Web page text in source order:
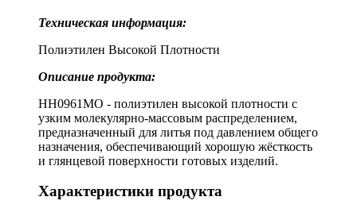
Техническая информация:
Полиэтилен Высокой Плотности
Описание продукта:
HH0961MO - полиэтилен высокой плотности с
узким молекулярно-массовым распределением,
предназначенный для литья под давлением общего
назначения, обеспечивающий хорошую жёсткость
и глянцевой поверхности готовых изделий.
Характеристики продукта